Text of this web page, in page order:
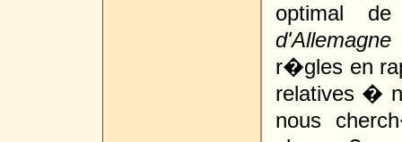
optimal
d'Allemagne
r�gles en
relatives �
nous